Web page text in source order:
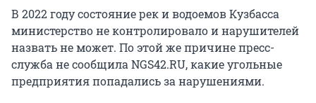
В 2022 году состояние рек и водоемов Кузбасса
министерство не контролировало и нарушителей
назвать не может. По этой же причине пресс-
служба не сообщила NGS42.RU, какие угольные
предприятия попадались за нарушениями.